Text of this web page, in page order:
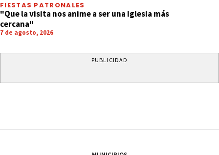
FIESTAS PATRONALES
"Que la visita nos anime a ser una Iglesia más
cercana"
7 de agosto, 2026
PUBLICIDAD